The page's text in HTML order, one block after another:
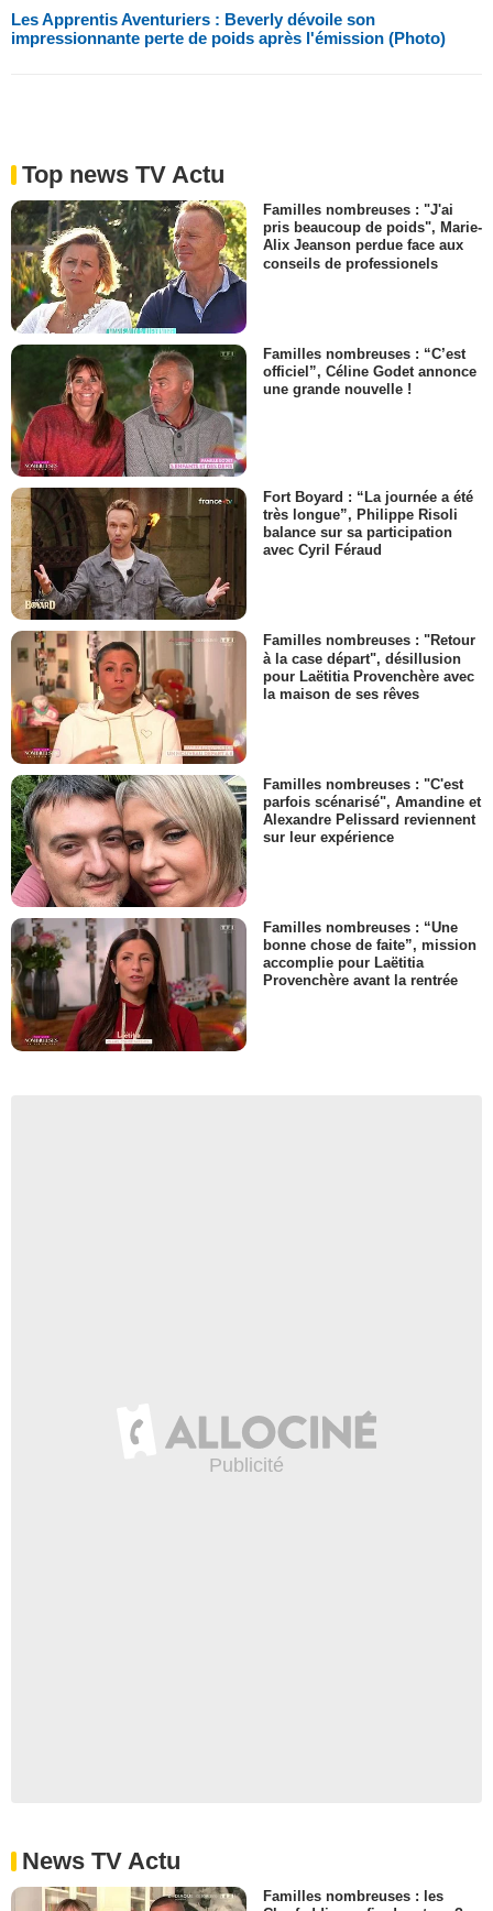
Les Apprentis Aventuriers : Beverly dévoile son
impressionnante perte de poids après l'émission (Photo)
Top news TV Actu
Familles nombreuses : "J'ai
pris beaucoup de poids", Marie-
Alix Jeanson perdue face aux
conseils de professionels
Familles nombreuses : “C’est
officiel”, Céline Godet annonce
une grande nouvelle !
Fort Boyard : “La journée a été
très longue”, Philippe Risoli
balance sur sa participation
avec Cyril Féraud
Familles nombreuses : "Retour
à la case départ", désillusion
pour Laëtitia Provenchère avec
la maison de ses rêves
Familles nombreuses : "C'est
parfois scénarisé", Amandine et
Alexandre Pelissard reviennent
sur leur expérience
Familles nombreuses : “Une
bonne chose de faite”, mission
accomplie pour Laëtitia
Provenchère avant la rentrée
News TV Actu
Familles nombreuses : les